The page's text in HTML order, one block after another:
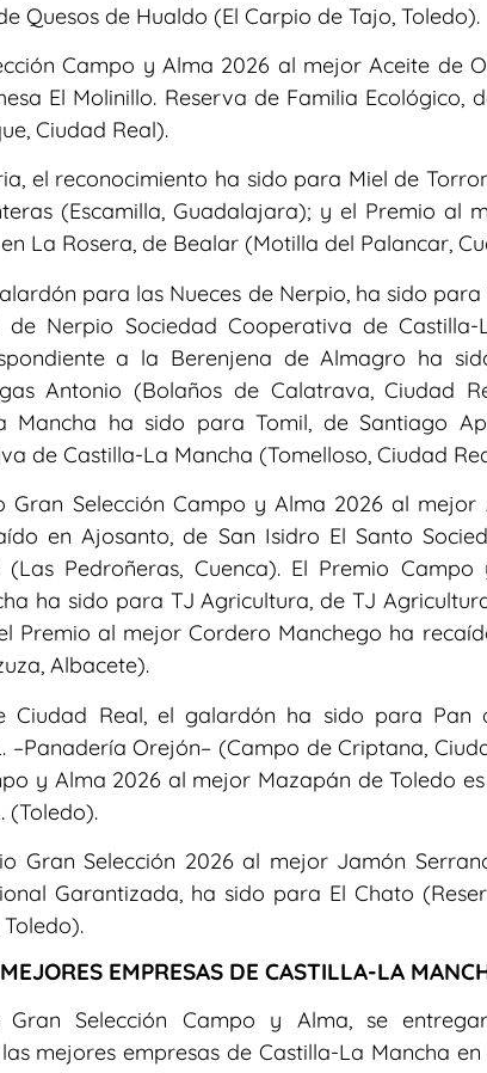
Quesos de Hualdo (El Carpio de Tajo, Toledo).
Campo y Alma 2026 al mejor Aceite de
El Molinillo. Reserva de Familia Ecológico,
Ciudad Real).
el reconocimiento ha sido para Miel de
(Escamilla, Guadalajara); y el Premio al
La Rosera, de Bealar (Motilla del Palancar,
para las Nueces de Nerpio, ha sido para
Nerpio Sociedad Cooperativa de Castilla-
a la Berenjena de Almagro ha
Antonio (Bolaños de Calatrava, Ciudad
Mancha ha sido para Tomil, de Santiago
de Castilla-La Mancha (Tomelloso, Ciudad
Gran Selección Campo y Alma 2026 al
en Ajosanto, de San Isidro El Santo
(Las Pedroñeras, Cuenca). El Premio
ha sido para TJ Agricultura, de TJ
Premio al mejor Cordero Manchego ha
Albacete).
Ciudad Real, el galardón ha sido para Pan
–Panadería Orejón– (Campo de Criptana,
y Alma 2026 al mejor Mazapán de Toledo es
(Toledo).
Gran Selección 2026 al mejor Jamón
Garantizada, ha sido para El Chato
Toledo).
EMPRESAS DE CASTILLA-LA
Selección Campo y Alma, se
mejores empresas de Castilla-La Mancha